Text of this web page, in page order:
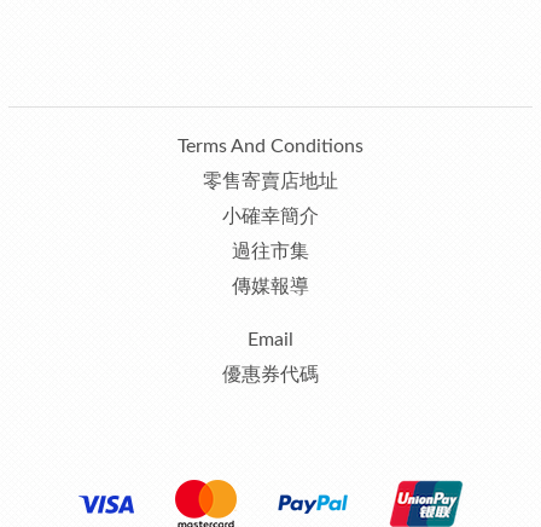
Terms And Conditions
零售寄賣店地址
小確幸簡介
過往市集
傳媒報導
Email
優惠券代碼